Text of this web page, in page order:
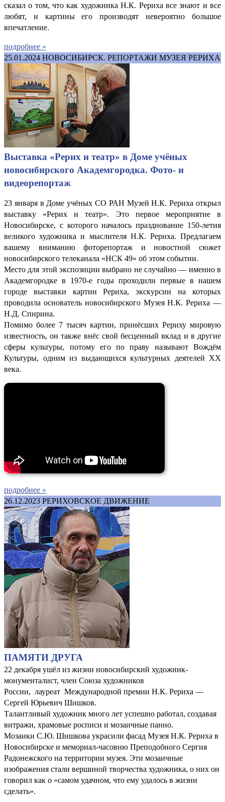
сказал о том, что как художника Н.К. Рериха все знают и все
любят, и картины его производят невероятно большое
впечатление.
подробнее »
25.01.2024 НОВОСИБИРСК. РЕПОРТАЖИ МУЗЕЯ РЕРИХА
Выставка «Рерих и театр» в Доме учёных
новосибирского Академгородка. Фото- и
видеорепортаж
23 января в Доме учёных СО РАН Музей Н.К. Рериха открыл
выставку «Рерих и театр». Это первое мероприятие в
Новосибирске, с которого началось празднование 150-летия
великого художника и мыслителя Н.К. Рериха. Предлагаем
вашему вниманию фоторепортаж и новостной сюжет
новосибирского телеканала «НСК 49» об этом событии.
Место для этой экспозиции выбрано не случайно — именно в
Академгородке в 1970-е годы проходили первые в нашем
городе выставки картин Рериха, экскурсии на которых
проводила основатель новосибирского Музея Н.К. Рериха —
Н.Д. Спирина.
Помимо более 7 тысяч картин, принёсших Рериху мировую
известность, он также внёс свой бесценный вклад и в другие
сферы культуры, потому его по праву называют Вождём
Культуры, одним из выдающихся культурных деятелей ХХ
века.
подробнее »
26.12.2023 РЕРИХОВСКОЕ ДВИЖЕНИЕ
ПАМЯТИ ДРУГА
22 декабря ушёл из жизни новосибирский художник-
монументалист, член Союза художников
России, лауреат Международной премии Н.К. Рериха —
Сергей Юрьевич Шишков.
Талантливый художник много лет успешно работал, создавая
витражи, храмовые росписи и мозаичные панно.
Мозаики С.Ю. Шишкова украсили фасад Музея Н.К. Рериха в
Новосибирске и мемориал-часовню Преподобного Сергия
Радонежского на территории музея. Эти мозаичные
изображения стали вершиной творчества художника, о них он
говорил как о «самом удачном, что ему удалось в жизни
сделать».